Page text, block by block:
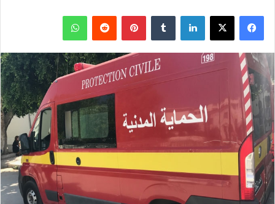
فيسبوك X لينكدإن بينتيريست واتساب